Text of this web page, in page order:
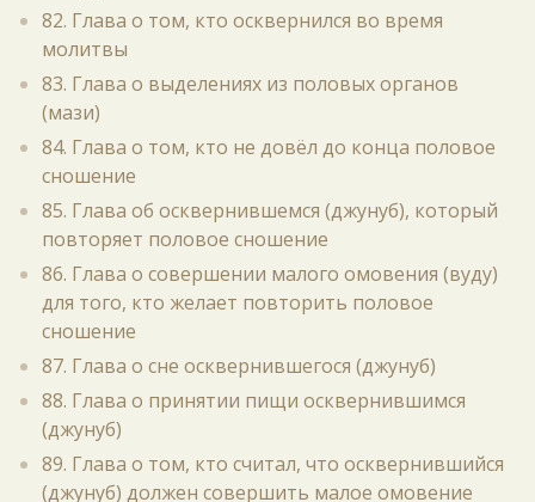
82. Глава о том, кто осквернился во время
молитвы
83. Глава о выделениях из половых органов
(мази)
84. Глава о том, кто не довёл до конца половое
сношение
85. Глава об осквернившемся (джунуб), который
повторяет половое сношение
86. Глава о совершении малого омовения (вуду)
для того, кто желает повторить половое
сношение
87. Глава о сне осквернившегося (джунуб)
88. Глава о принятии пищи осквернившимся
(джунуб)
89. Глава о том, кто считал, что осквернившийся
(джунуб) должен совершить малое омовение